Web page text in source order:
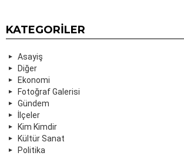
KATEGORILER
Asayiş
Diğer
Ekonomi
Fotoğraf Galerisi
Gündem
İlçeler
Kim Kimdir
Kültür Sanat
Politika